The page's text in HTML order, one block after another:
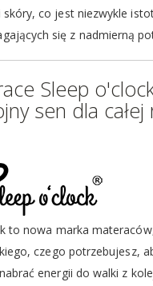
skóry, co jest niezwykle
się z nadmierną
Sleep
sen dla
to nowa marka
czego potrzebujesz,
energii do walki z